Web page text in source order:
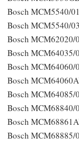
Bosch MCM5540/
Bosch MCM5540/
Bosch MCM62020/
Bosch MCM64035/
Bosch MCM64060/
Bosch
Bosch MCM64085/
Bosch MCM68840/
Bosch
Bosch MCM68885/